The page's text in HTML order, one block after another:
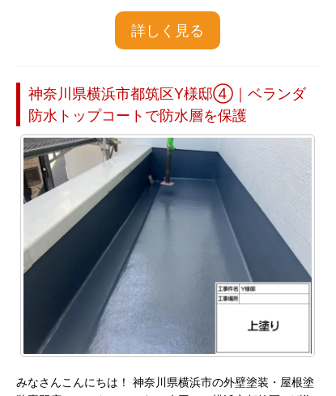
詳しく見る
神奈川県横浜市都筑区Y様邸④｜ベランダ
防水トップコートで防水層を保護
みなさんこんにちは！ 神奈川県横浜市の外壁塗装・屋根塗